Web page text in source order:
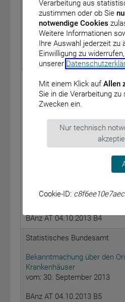
IX –
in Stufe 1 nach § 35 Absatz 1
Sozialgesetzbuch (SGB V)
vom: 15. August 2013
BAnz AT 04.10.2013 B3
Bundesministerium für
Bekanntmachung eines
Gemeinsamen
Bestimmung der
Absatz 1 Nummer 2 bis 7 des
Sozialgesetzbuch (SGB IX)
Spitzenorganisationen,
des Gemeinsamen
Rehabilitations-Richtlinie
(SGB V) Gelegenheit zur
vom: 19. September 2013
BAnz AT 04.10.2013 B4
Statistisches Bundesamt
Bekanntmachung über den
Krankenhäuser
vom: 30. September 2013
BAnz AT 04.10.2013 B5
Verarbeitung aus
zustimmen oder ob Sie
notwendige Cookies
Weitere Informationen
Ihre Auswahl jederzeit zu
Einwilligung zu
unserer
Mit einem Klick auf Allen
Sie in die Verarbeitung
Zwecken ein.
Nur technisch notwendige Cookies
Cookie-ID: